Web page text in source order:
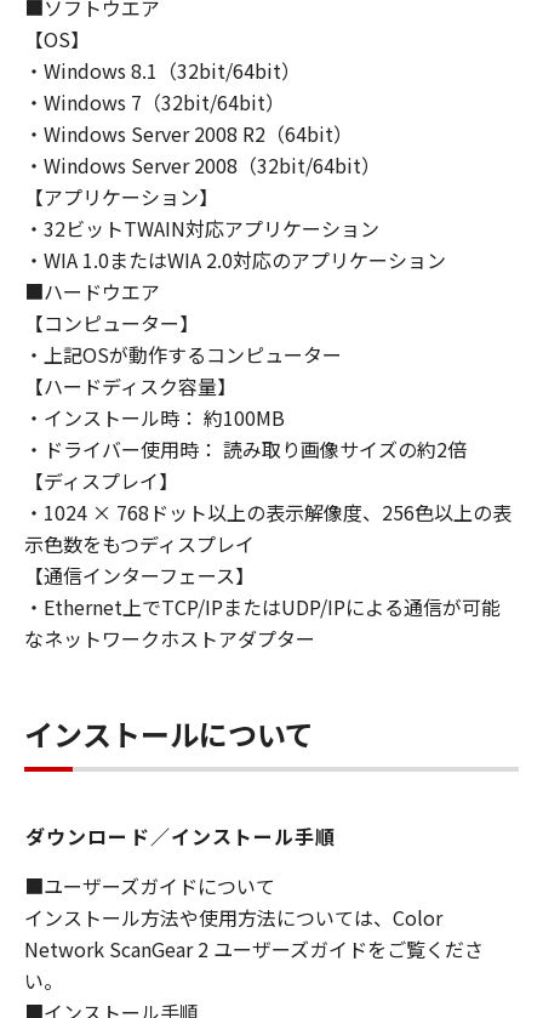
の関連会社、それらの販売代理店または販売店
のいずれも、「本ソフトウェア」に関して、商
品性および特定の目的への適合性の保証を含
め、いかなる保証も、明示たると黙示たるとを
問わず一切しないものとします。
(2) キヤノン、キヤノンのライセンサー、キヤノ
ンの子会社、キヤノンの関連会社、それらの販
売代理店または販売店のいずれも、「本ソフト
ウェア」の使用または使用不能から生ずるいか
なる損害（逸失利益およびその他の派生的また
は付随的な損害を含むがこれらに限定されない
全ての損害を言います。）について、適用法で
認められる限り、一切の責任を負わないものと
します。たとえ、キヤノン、キヤノンのライセ
ンサー、キヤノンの子会社、キヤノンの関連会
社、それらの販売代理店または販売店がかかる
損害の可能性について知らされていた場合でも
同様です。
(3) キヤノン、キヤノンのライセンサー、キヤノ
ンの子会社、キヤノンの関連会社、それらの販
売代理店または販売店のいずれも、「本ソフト
ウェア」、または「本ソフトウェア」の使用に
ないものとします。
８．契約期間
記のボタンをクリックした時点、または「本ソ
し、下記(2)または(3)により終了されるまで有
効に存続します。
(2) お客様は、「本ソフトウェア」およびその
り、本契約書を終了させることができます。
■ソフトウエア
【OS】
・Windows 8.1（32bit/64bit）
・Windows 7（32bit/64bit）
・Windows Server 2008 R2（64bit）
・Windows Server 2008（32bit/64bit）
【アプリケーション】
・32ビットTWAIN対応アプリケーション
・WIA 1.0またはWIA 2.0対応のアプリケーション
■ハードウエア
【コンピューター】
・上記OSが動作するコンピューター
【ハードディスク容量】
・インストール時： 約100MB
・ドライバー使用時： 読み取り画像サイズの約2倍
【ディスプレイ】
・1024 × 768ドット以上の表示解像度、256色以上の表
示色数をもつディスプレイ
【通信インターフェース】
・Ethernet上でTCP/IPまたはUDP/IPによる通信が可能
なネットワークホストアダプター
インストールについて
ダウンロード／インストール手順
■ユーザーズガイドについて
インストール方法や使用方法については、Color
Network ScanGear 2 ユーザーズガイドをご覧くださ
い。
■インストール手順